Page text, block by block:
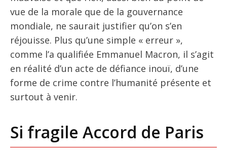
vue de la morale que de la gouvernance
mondiale, ne saurait justifier qu’on s’en
réjouisse. Plus qu’une simple « erreur »,
comme l’a qualifiée Emmanuel Macron, il s’agit
en réalité d’un acte de défiance inouï, d’une
forme de crime contre l’humanité présente et
surtout à venir.
Si fragile Accord de Paris